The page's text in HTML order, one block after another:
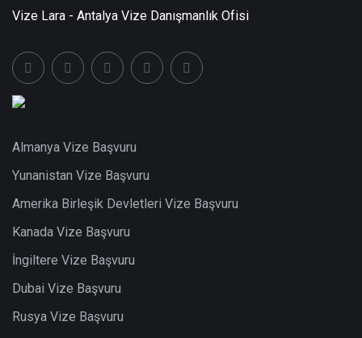
Vize Lara - Antalya Vize Danışmanlık Ofisi
Almanya Vize Başvuru
Yunanistan Vize Başvuru
Amerika Birleşik Devletleri Vize Başvuru
Kanada Vize Başvuru
İngiltere Vize Başvuru
Dubai Vize Başvuru
Rusya Vize Başvuru